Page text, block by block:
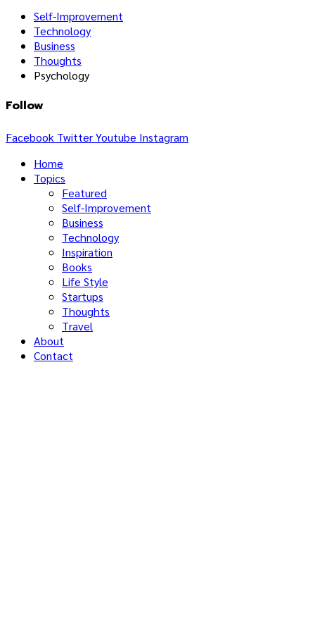
Self-Improvement
Technology
Business
Thoughts
Psychology
Follow
Facebook TwitterYoutube Instagram
Home
Topics
Featured
Self-Improvement
Business
Technology
Inspiration
Books
Life Style
Startups
Thoughts
Travel
About
Contact